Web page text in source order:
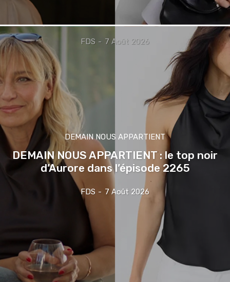
FDS - 7 Août 2026
DEMAIN NOUS APPARTIENT
DEMAIN NOUS APPARTIENT : le top noir
d’Aurore dans l’épisode 2265
FDS - 7 Août 2026